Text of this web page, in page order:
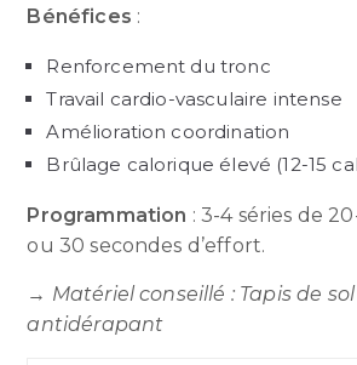
Bénéfices :
Renforcement du tronc
Travail cardio-vasculaire intense
Amélioration coordination
Brûlage calorique élevé (12-15
Programmation : 3-4 séries de
ou 30 secondes d’effort.
→ Matériel conseillé : Tapis de
antidérapant